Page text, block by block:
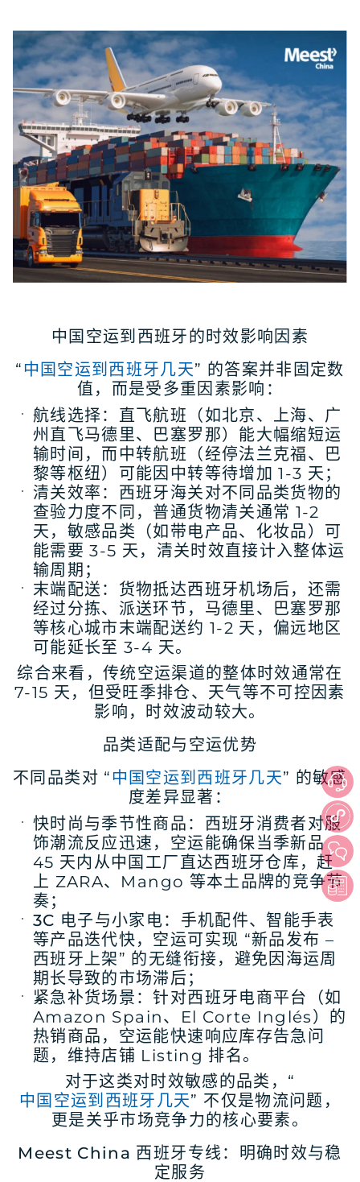
中国空运到西班牙的时效影响因素
“ 中国空运到西班牙几天” 的答案并非固定数
值，而是受多重因素影响：
航线选择：直飞航班（如北京、上海、广
州直飞马德里、巴塞罗那）能大幅缩短运
输时间，而中转航班（经停法兰克福、巴
黎等枢纽）可能因中转等待增加 1-3 天；
清关效率 ：西班牙海关对不同品类货物的
查验力度不同，普通货物清关通常 1-2
天，敏感品类（如带电产品、化妆品）可
能需要 3-5 天，清关时效直接计入整体运
输周期；
末端配送 ：货物抵达西班牙机场后，还需
经过分拣、派送环节，马德里、巴塞罗那
等核心城市末端配送约 1-2 天，偏远地区
可能延长至 3-4 天。
综合来看，传统空运渠道的整体时效通常在
7-15 天，但受旺季排仓、天气等不可控因素
影响，时效波动较大。
品类适配与空运优势
不同品类对 “ 中国空运到西班牙几天” 的敏感
度差异显著：
快时尚与季节性商品 ：西班牙消费者对服
饰潮流反应迅速，空运能确保当季新品
45 天内从中国工厂直达西班牙仓库，赶
上 ZARA、Mango 等本土品牌的竞争节
奏；
3C 电子与小家电：手机配件、智能手表
等产品迭代快，空运可实现 “新品发布 –
西班牙上架” 的无缝衔接，避免因海运周
期长导致的市场滞后；
紧急补货场景 ：针对西班牙电商平台（如
Amazon Spain、El Corte Inglés）的
热销商品，空运能快速响应库存告急问
题，维持店铺 Listing 排名。
对于这类对时效敏感的品类，“
中国空运到西班牙几天” 不仅是物流问题，
更是关乎市场竞争力的核心要素。
Meest China 西班牙专线：明确时效与稳
定服务